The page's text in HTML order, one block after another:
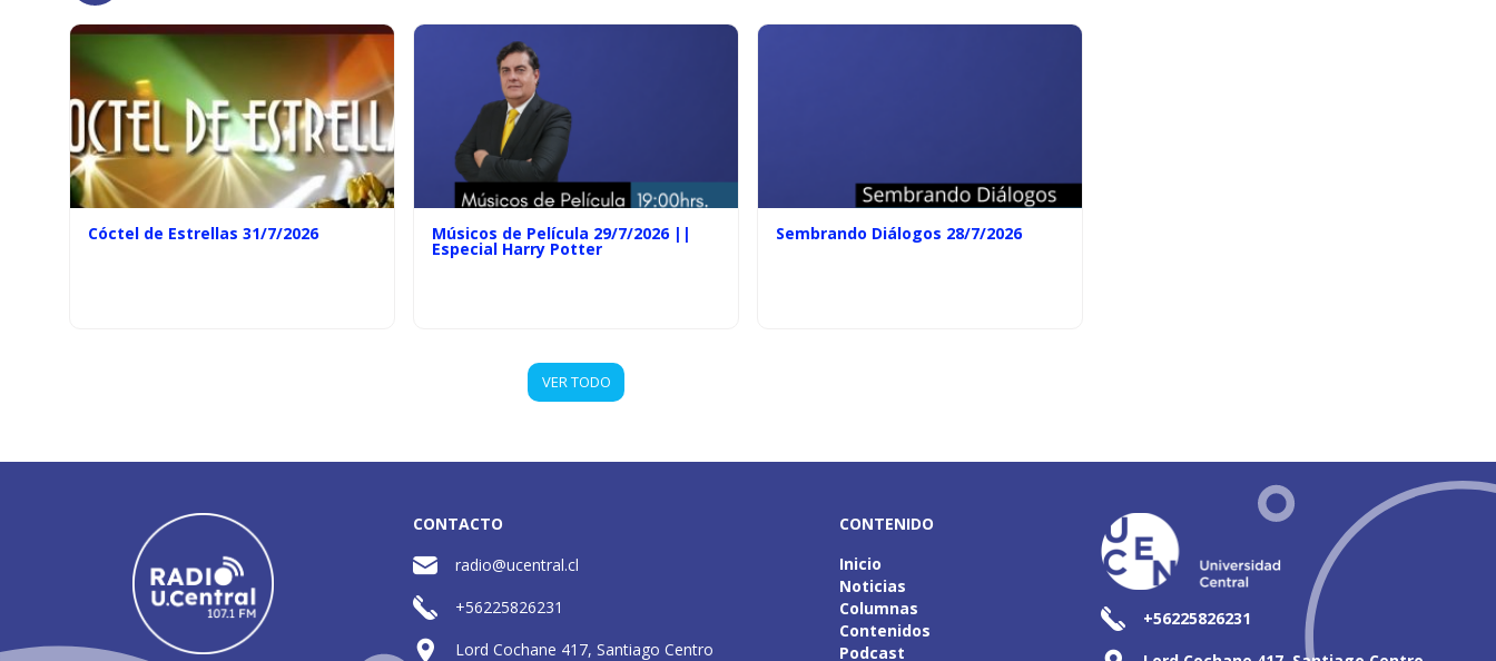
Cóctel de Estrellas 31/7/2026 Músicos de Película 29/7/2026 ||
Especial Harry Potter
Sembrando Diálogos 28/7/2026
VER TODO
CONTACTO
radio@ucentral.cl
+56225826231
Lord Cochane 417, Santiago Centro
CONTENIDO
Inicio
Noticias
Columnas
Contenidos
Podcast
+56225826231